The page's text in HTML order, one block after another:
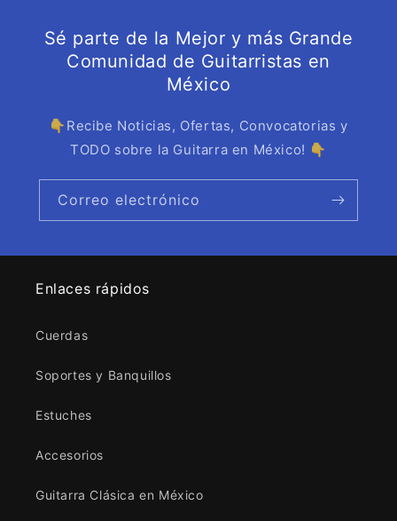
Sé parte de la Mejor y más Grande
Comunidad de Guitarristas en
México
👇Recibe Noticias, Ofertas, Convocatorias y
TODO sobre la Guitarra en México! 👇
Correo electrónico
Enlaces rápidos
Cuerdas
Soportes y Banquillos
Estuches
Accesorios
Guitarra Clásica en México